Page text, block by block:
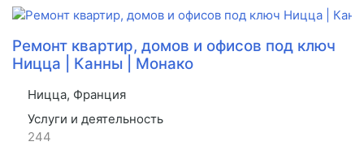
Ремонт квартир, домов и офисов под ключ
Ницца | Канны | Монако
Ницца, Франция
Услуги и деятельность
244